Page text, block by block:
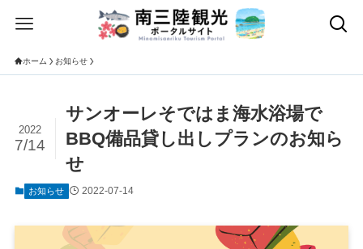
ホーム お知らせ
サンオーレそではま海水浴場で
BBQ備品貸し出しプランのお知ら
せ
2022
7/14
お知らせ 2022-07-14